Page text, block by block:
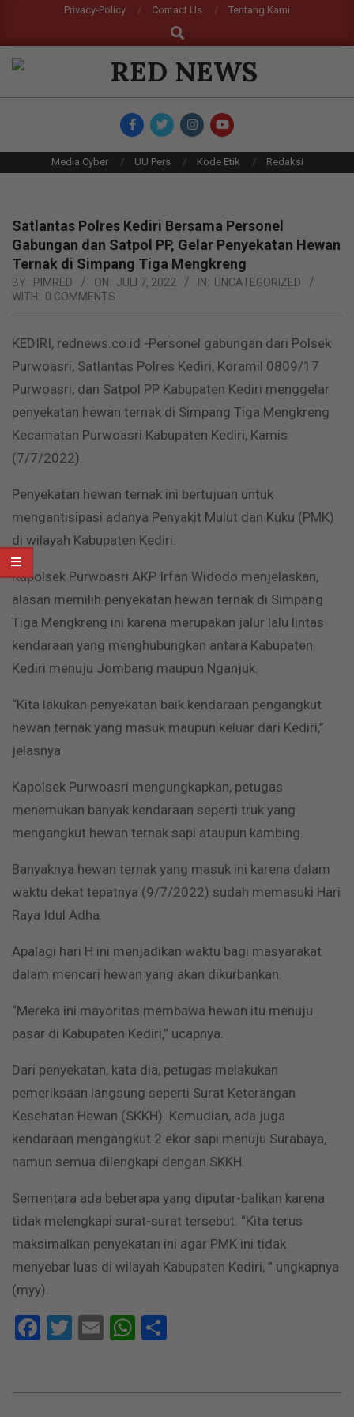
content
Privacy-Policy Contact Us
Tentang Kami
Search
RED
Media Cyber UU Pers Kode Etik Redaksi
Satlantas Polres Kediri Bersama Personel
Gabungan dan Satpol PP, Gelar Penyekatan Hewan
Ternak di Simpang Tiga Mengkreng
BY: PIMRED ON: JULI 7, 2022 IN: UNCATEGORIZED
WITH: 0 COMMENTS
KEDIRI, rednews.co.id -Personel gabungan dari Polsek
Purwoasri, Satlantas Polres Kediri, Koramil 0809/17
Purwoasri, dan Satpol PP Kabupaten Kediri menggelar
penyekatan hewan ternak di Simpang Tiga Mengkreng
Kecamatan Purwoasri Kabupaten Kediri, Kamis
(7/7/2022).
Penyekatan hewan ternak ini bertujuan untuk
mengantisipasi adanya Penyakit Mulut dan Kuku (PMK)
di wilayah Kabupaten Kediri.
Kapolsek Purwoasri AKP Irfan Widodo menjelaskan,
alasan memilih penyekatan hewan ternak di Simpang
Tiga Mengkreng ini karena merupakan jalur lalu lintas
kendaraan yang menghubungkan antara Kabupaten
Kediri menuju Jombang maupun Nganjuk.
“Kita lakukan penyekatan baik kendaraan pengangkut
hewan ternak yang masuk maupun keluar dari Kediri,”
jelasnya.
Kapolsek Purwoasri mengungkapkan, petugas
menemukan banyak kendaraan seperti truk yang
mengangkut hewan ternak sapi ataupun kambing.
Banyaknya hewan ternak yang masuk ini karena dalam
waktu dekat tepatnya (9/7/2022) sudah memasuki Hari
Raya Idul Adha.
Apalagi hari H ini menjadikan waktu bagi masyarakat
dalam mencari hewan yang akan dikurbankan.
“Mereka ini mayoritas membawa hewan itu menuju
pasar di Kabupaten Kediri,” ucapnya.
Dari penyekatan, kata dia, petugas melakukan
pemeriksaan langsung seperti Surat Keterangan
Kesehatan Hewan (SKKH). Kemudian, ada juga
kendaraan mengangkut 2 ekor sapi menuju Surabaya,
namun semua dilengkapi dengan SKKH.
Sementara ada beberapa yang diputar-balikan karena
tidak melengkapi surat-surat tersebut. “Kita terus
maksimalkan penyekatan ini agar PMK ini tidak
menyebar luas di wilayah Kabupaten Kediri, ” ungkapnya
(myy).
Facebook
Twitter
EmailWhatsApp